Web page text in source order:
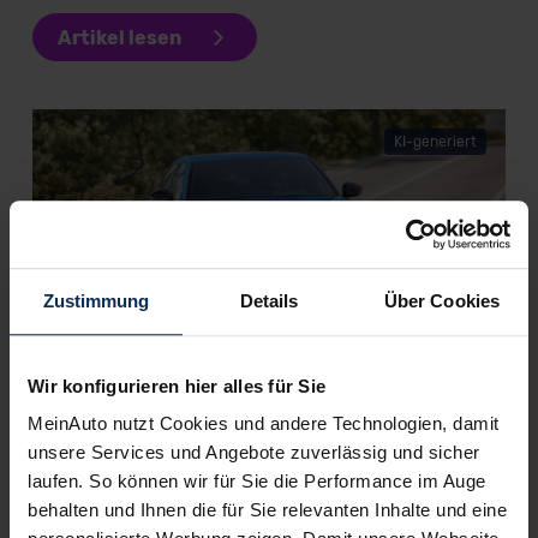
Zustimmung Details Über Cookies
Wir konfigurieren hier alles für Sie
MeinAuto nutzt Cookies und andere Technologien, damit
unsere Services und Angebote zuverlässig und sicher
laufen. So können wir für Sie die Performance im Auge
behalten und Ihnen die für Sie relevanten Inhalte und eine
Artikel lesen
KI-generiert
Honda Civic e:HEV (Test 2022): Mit voller Hybrid-
Kraft der Mittelklasse entgegen
Weitere Artikel im Automagazin